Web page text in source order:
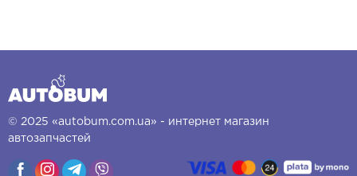
© 2025 «autobum.com.ua» - интернет магазин
автозапчастей